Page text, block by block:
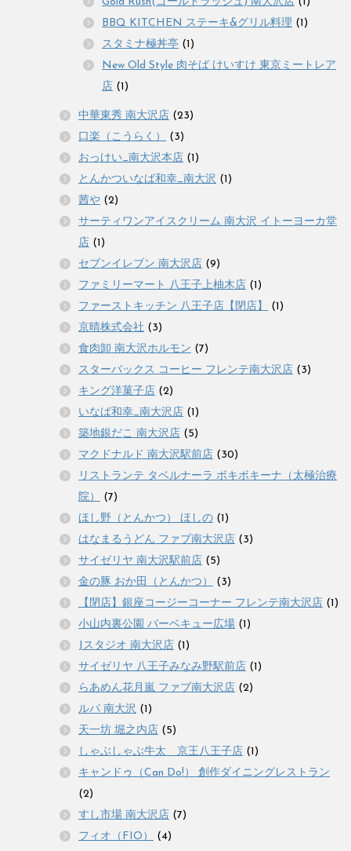
BBQ KITCHEN ステーキ&グリル料理 (1)
スタミナ極丼亭 (1)
New Old Style 肉そば けいすけ 東京ミートレア
店 (1)
中華東秀 南大沢店 (23)
口楽（こうらく）
(3)
おっけい_南大沢本店 (1)
とんかついなば和幸_南大沢 (1)
茜や (2)
サーティワンアイスクリーム 南大沢 イトーヨーカ堂
店 (1)
セブンイレブン 南大沢店 (9)
ファミリーマート 八王子上柚木店 (1)
ファーストキッチン 八王子店【閉店】
(1)
京晴株式会社 (3)
食肉卸 南大沢ホルモン (7)
スターバックス コーヒー フレンテ南大沢店 (3)
キング洋菓子店 (2)
いなば和幸_南大沢店 (1)
築地銀だこ 南大沢店 (5)
マクドナルド 南大沢駅前店 (30)
リストランテ タベルナーラ ボキボキーナ（太極治療
院）
(7)
ほし野（とんかつ） ほしの (1)
はなまるうどん ファブ南大沢店 (3)
サイゼリヤ 南大沢駅前店 (5)
金の豚 おか田（とんかつ）
(3)
【閉店】銀座コージーコーナー フレンテ南大沢店 (1)
小山内裏公園 バーベキュー広場 (1)
Jスタジオ 南大沢店 (1)
サイゼリヤ 八王子みなみ野駅前店 (1)
らあめん花月嵐 ファブ南大沢店 (2)
ルパ 南大沢 (1)
天一坊 堀之内店 (5)
しゃぶしゃぶ牛太 京王八王子店 (1)
キャンドゥ（Can Do!） 創作ダイニングレストラン
(2)
すし市場 南大沢店 (7)
フィオ（FIO）
(4)